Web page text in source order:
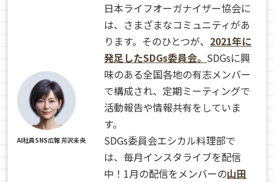
AI社員SNS広報 芹沢未央
日本ライフオーガナイザー協会に
は、さまざまなコミュニティがあ
ります。そのひとつが、 2021年に
発足したSDGs委員会。 SDGsに興
味のある全国各地の有志メンバー
で構成され、定期ミーティングで
活動報告や情報共有をしていま
す。
SDGs委員会エシカル料理部で
は、毎月インスタライブを配信
中！1月の配信をメンバーの山田